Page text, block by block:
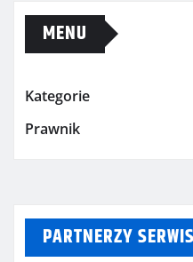
MENU
Kategorie
Prawnik
PARTNERZY